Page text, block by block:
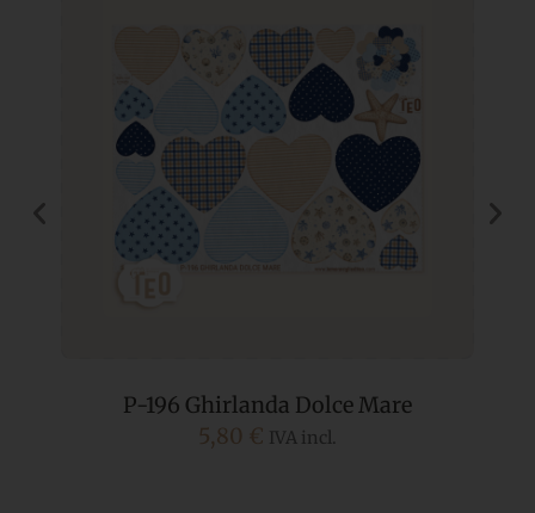
P-196 Ghirlanda Dolce Mare
5,80 € IVA incl.